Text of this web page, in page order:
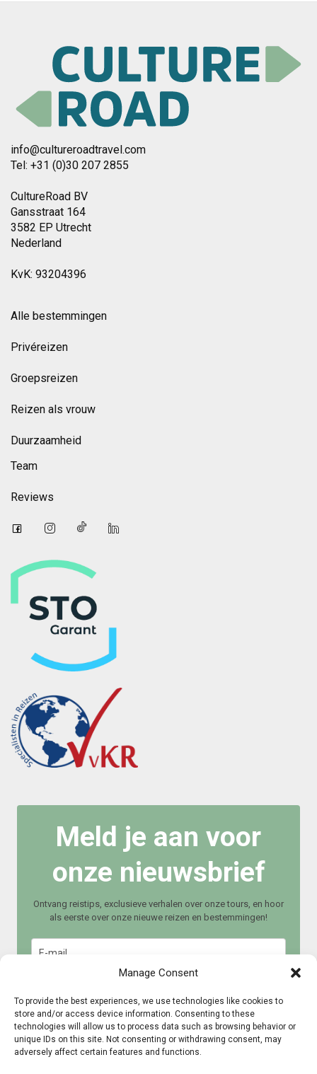
Manage Consent
To provide the best experiences, we use technologies like cookies to
store and/or access device information. Consenting to these
technologies will allow us to process data such as browsing behavior or
unique IDs on this site. Not consenting or withdrawing consent, may
adversely affect certain features and functions.
info@cultureroadtravel.com
Tel: +31 (0)30 207 2855
CultureRoad BV
Gansstraat 164
3582 EP Utrecht
Nederland
KvK: 93204396
Alle bestemmingen
Privéreizen
Groepsreizen
Reizen als vrouw
Duurzaamheid
Team
Reviews
Meld je aan voor
onze nieuwsbrief
Ontvang reistips, exclusieve verhalen over onze tours, en hoor
als eerste over onze nieuwe reizen en bestemmingen!
Meld je aan